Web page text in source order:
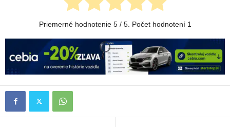
Priemerné hodnotenie 5/ 5. Počet hodnotení 1